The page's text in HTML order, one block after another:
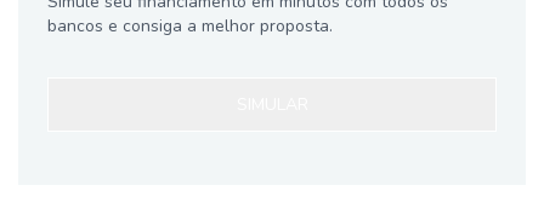
bancos e consiga a melhor proposta.